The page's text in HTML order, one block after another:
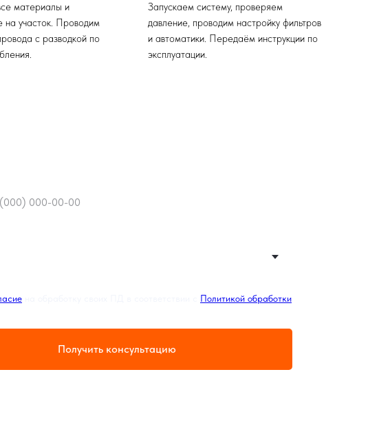
материалы и
на участок. Проводим
с разводкой по
Запускаем систему, проверяем
давление, проводим настройку фильтров
и автоматики. Передаём инструкции по
эксплуатации.
Политикой обработки
Получить консультацию